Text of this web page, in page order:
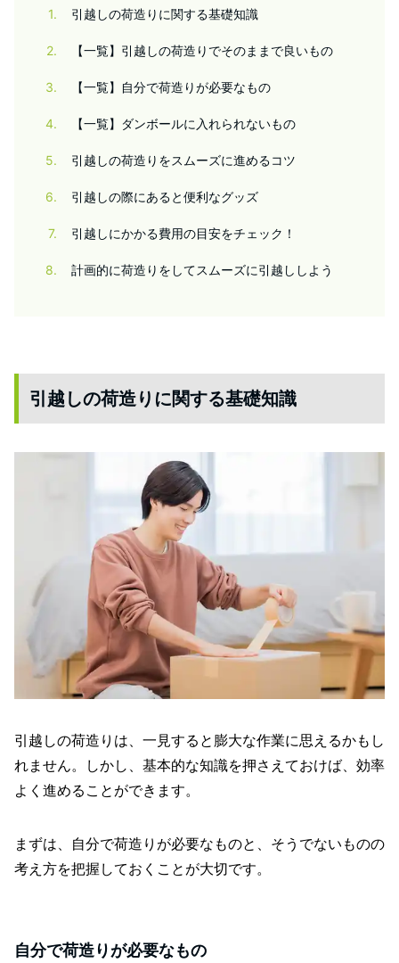
1 引越しの荷造りに関する基礎知識
2 【一覧】引越しの荷造りでそのままで良いもの
3 【一覧】自分で荷造りが必要なもの
4 【一覧】ダンボールに入れられないもの
5 引越しの荷造りをスムーズに進めるコツ
6 引越しの際にあると便利なグッズ
7 引越しにかかる費用の目安をチェック！
8 計画的に荷造りをしてスムーズに引越ししよう
引越しの荷造りに関する基礎知識
引越しの荷造りは、一見すると膨大な作業に思えるかもし
れません。しかし、基本的な知識を押さえておけば、効率
よく進めることができます。
まずは、自分で荷造りが必要なものと、そうでないものの
考え方を把握しておくことが大切です。
自分で荷造りが必要なもの